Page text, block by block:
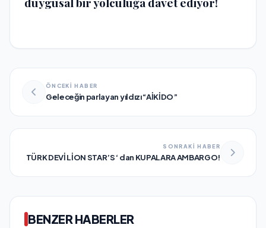
ÖNCEKİ HABER
Geleceğin parlayan yıldızı “AİKİDO”
SONRAKİ HABER
TÜRK DEVİ LİON STAR’S ‘ dan KUPALARA AMBARGO!
BENZER HABERLER